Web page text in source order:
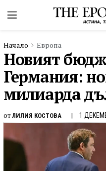
Начало Европа
Новият
Германия:
милиарда
отЛИЛИЯ КОСТОВА 1